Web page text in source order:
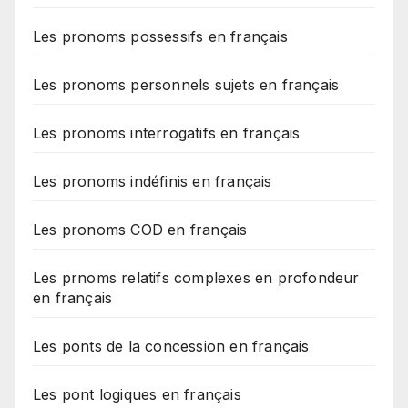
Les pronoms possessifs en français
Les pronoms personnels sujets en français
Les pronoms interrogatifs en français
Les pronoms indéfinis en français
Les pronoms COD en français
Les prnoms relatifs complexes en profondeur
en français
Les ponts de la concession en français
Les pont logiques en français